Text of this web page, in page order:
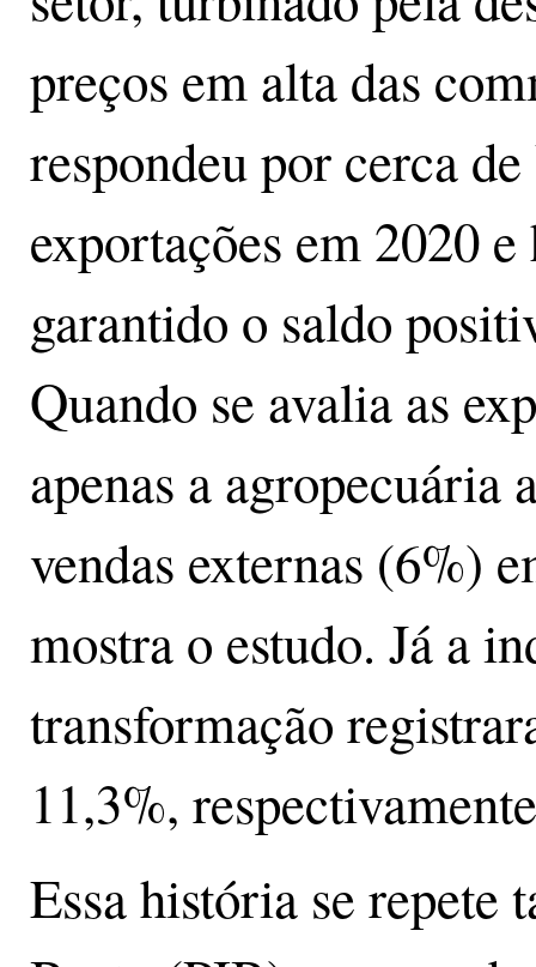
preços em alta das
respondeu por cerca
exportações em 2020
garantido o saldo
Quando se avalia as
apenas a agropecuária
vendas externas (6%)
mostra o estudo. Já a
transformação
11,3%,
Essa história se repete